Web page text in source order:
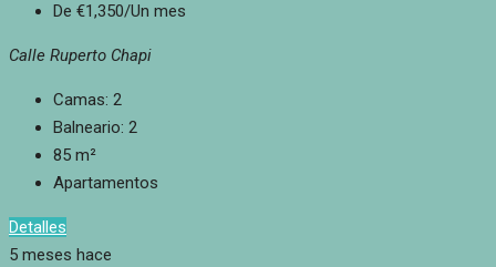
De €1,350/Un mes
Calle Ruperto Chapi
Camas: 2
Balneario: 2
85 m²
Apartamentos
Detalles
5 meses hace